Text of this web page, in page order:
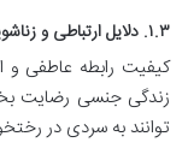
۱.۳. دلایل ارتباطی و زناشویی
کیفیت رابطه عاطفی و
زندگی جنسی رضایت
توانند به سردی در